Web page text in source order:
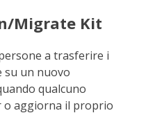
Migrate Kit
a trasferire i
su un nuovo
qualcuno
o aggiorna il proprio